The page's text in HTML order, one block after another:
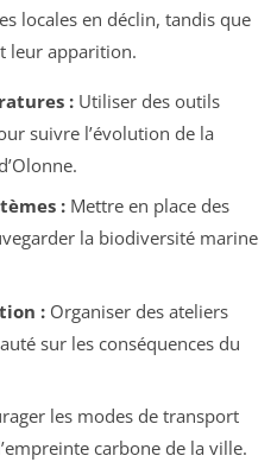
locales en déclin, tandis que
leur apparition.
: Utiliser des outils
suivre l’évolution de la
: Mettre en place des
la biodiversité marine
: Organiser des ateliers
sur les conséquences du
les modes de transport
carbone de la ville.